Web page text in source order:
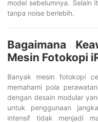
model sebelumnya. Selain
tanpa noise berlebih.
Bagaimana
Mesin Fotokopi
Banyak mesin fotokopi
memahami pola
dengan desain modular
untuk penggunaan
intensif tidak menjadi